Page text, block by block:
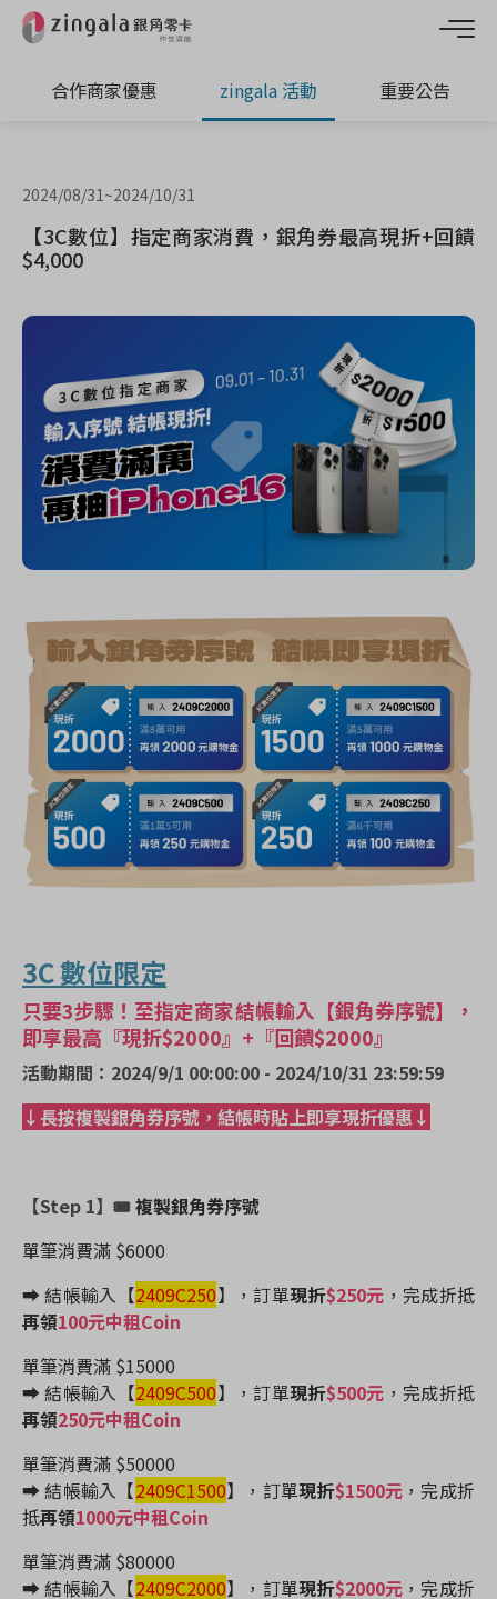
合作商家優惠 zingala 活動 重要公告
2024/08/31 ~2024/10/31
【3C數位】指定商家消費，銀角券最高現折+回饋
$4,000
3C 數位限定
只要3步驟！至指定商家結帳輸入【銀角券序號】，
即享最高『現折$2000』+『回饋$2000』
活動期間：2024/9/1 00:00:00 - 2024/10/31 23:59:59
↓長按複製銀角券序號，結帳時貼上即享現折優惠↓
【Step 1】🎟複製銀角券序號
單筆消費滿 $6000
➡️ 結帳輸入【2409C250】 ，訂單現折$250元 ，完成折抵
再領100元中租Coin
單筆消費滿 $15000
➡️ 結帳輸入【2409C500】 ，訂單現折$500元 ，完成折抵
再領250元中租Coin
單筆消費滿 $50000
➡️ 結帳輸入【2409C1500】 ，訂單現折$1500元 ，完成折
抵再領1000元中租Coin
單筆消費滿 $80000
➡️ 結帳輸入【2409C2000】 ，訂單現折$2000元 ，完成折